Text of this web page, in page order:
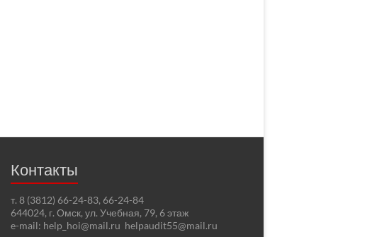
Контакты
т. 8 (3812) 66-24-83, 66-24-84
644024, г. Омск, ул. Учебная, 79, 6 этаж
e-mail: help_hoi@mail.ru helpaudit55@mail.ru